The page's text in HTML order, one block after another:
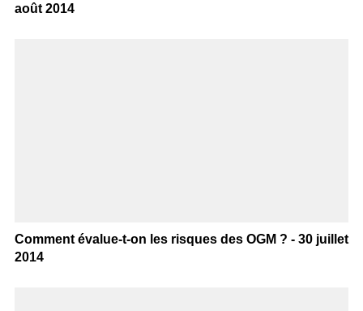
août 2014
Comment évalue-t-on les risques des OGM ? - 30 juillet
2014